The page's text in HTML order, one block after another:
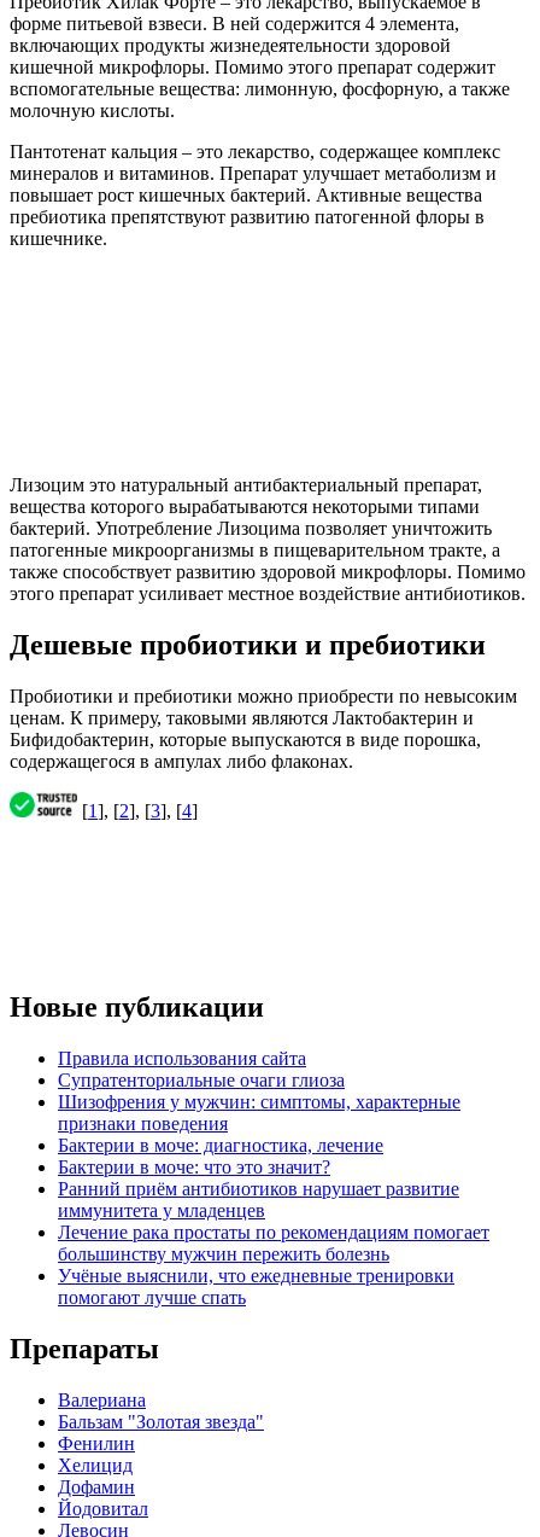
форме питьевой взвеси. В ней содержится 4 элемента,
включающих продукты жизнедеятельности здоровой
кишечной микрофлоры. Помимо этого препарат содержит
вспомогательные вещества: лимонную, фосфорную, а также
молочную кислоты.
Пантотенат кальция – это лекарство, содержащее комплекс
минералов и витаминов. Препарат улучшает метаболизм и
повышает рост кишечных бактерий. Активные вещества
пребиотика препятствуют развитию патогенной флоры в
кишечнике.
Лизоцим это натуральный антибактериальный препарат,
вещества которого вырабатываются некоторыми типами
бактерий. Употребление Лизоцима позволяет уничтожить
патогенные микроорганизмы в пищеварительном тракте, а
также способствует развитию здоровой микрофлоры. Помимо
этого препарат усиливает местное воздействие антибиотиков.
Дешевые пробиотики и пребиотики
Пробиотики и пребиотики можно приобрести по невысоким
ценам. К примеру, таковыми являются Лактобактерин и
Бифидобактерин, которые выпускаются в виде порошка,
содержащегося в ампулах либо флаконах.
[1], [2], [3], [4]
Новые публикации
Правила использования сайта
Супратенториальные очаги глиоза
Шизофрения у мужчин: симптомы, характерные
признаки поведения
Бактерии в моче: диагностика, лечение
Бактерии в моче: что это значит?
Ранний приём антибиотиков нарушает развитие
иммунитета у младенцев
Лечение рака простаты по рекомендациям помогает
большинству мужчин пережить болезнь
Учёные выяснили, что ежедневные тренировки
помогают лучше спать
Препараты
Валериана
Бальзам "Золотая звезда"
Фенилин
Хелицид
Дофамин
Йодовитал
Левосин